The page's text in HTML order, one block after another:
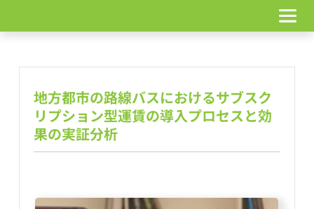
テ
地方都市の路線バスにおけるサブスク
リプション型運賃の導入プロセスと効
果の実証分析